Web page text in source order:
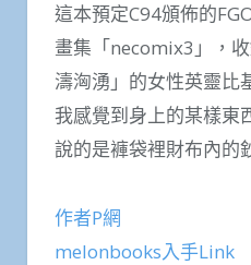
這本預定C94頒佈的
畫集「necomix3」，
濤洶湧」的女性英靈比
我感覺到身上的某樣東
說的是褲袋裡財布內的
作者P網
melonbooks入手Link